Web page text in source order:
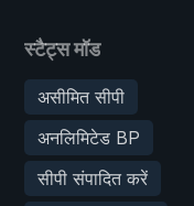
स्टैट्स मॉड
असीमित सीपी
अनलिमिटेड BP
सीपी संपादित करें